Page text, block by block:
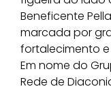
Beneficente
marcada por
fortalecimento
Em nome do
Rede de